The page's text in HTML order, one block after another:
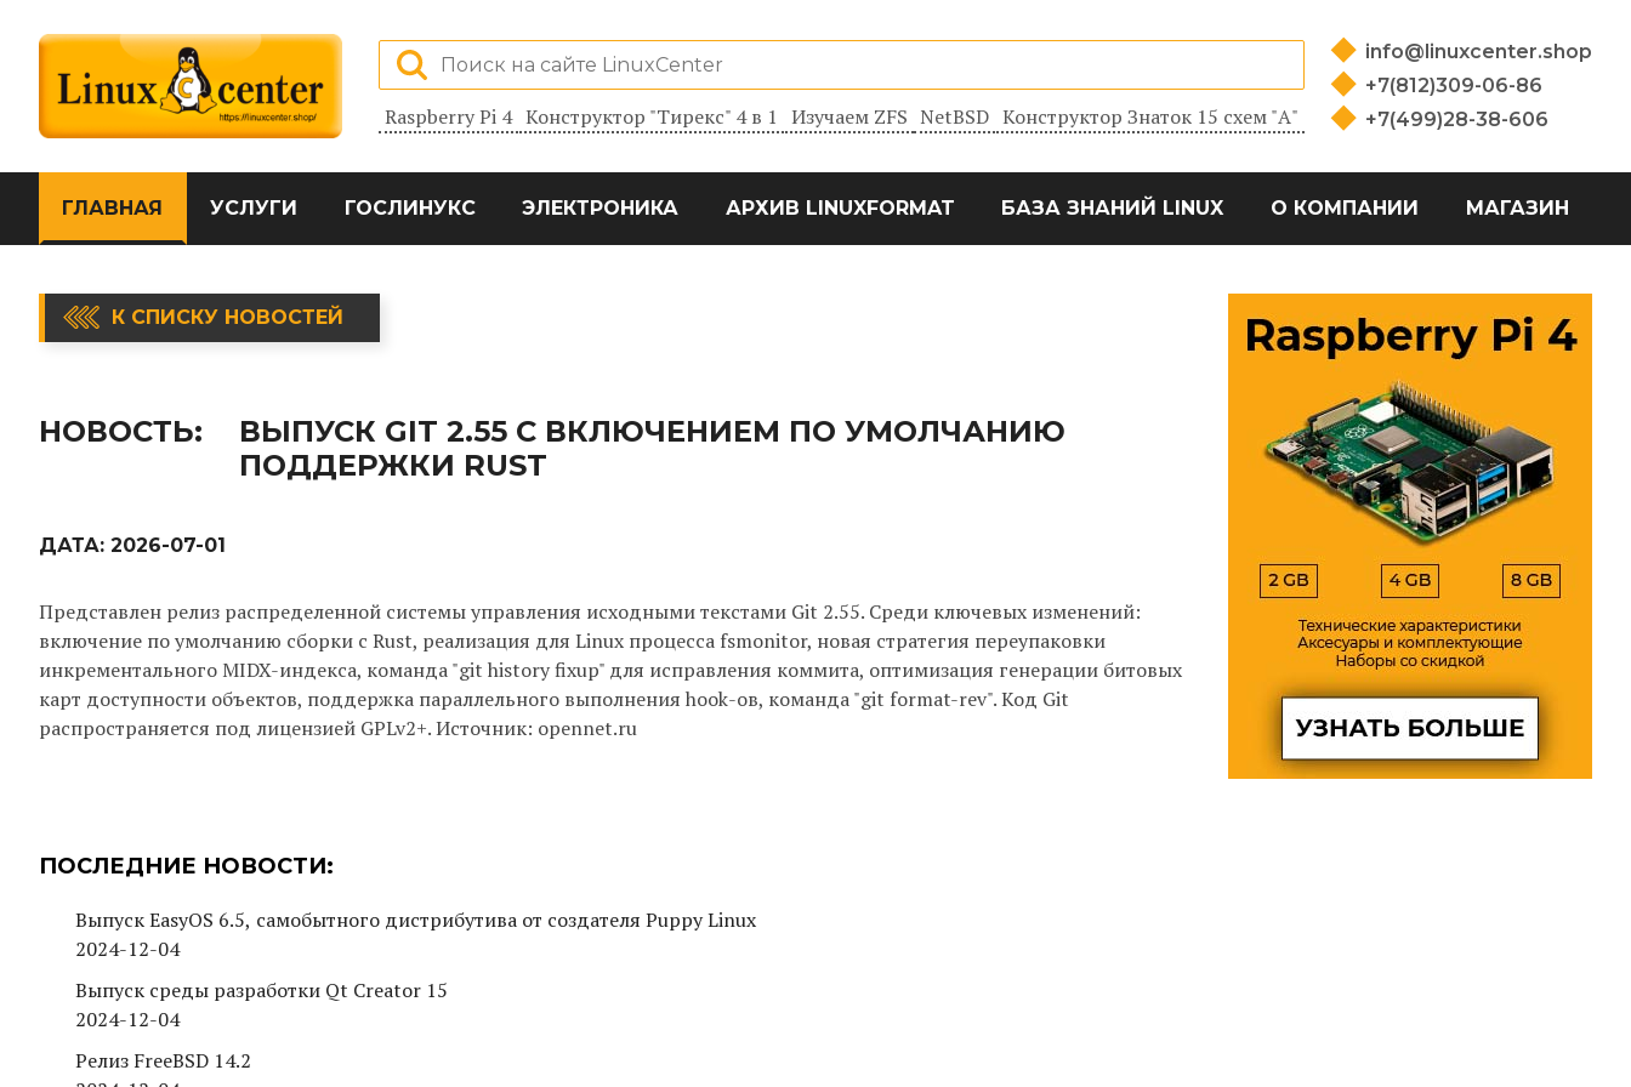
Raspberry Pi 4 Конструктор "Тирекс" 4 в 1 Изучаем ZFS NetBSD Конструктор Знаток 15 схем "А"
info@linuxcenter.shop
+7(812)309-06-86
+7(499)28-38-606
ГЛАВНАЯ УСЛУГИ ГОСЛИНУКС ЭЛЕКТРОНИКА АРХИВ LINUXFORMAT БАЗА ЗНАНИЙ LINUX О КОМПАНИИ МАГАЗИН
К СПИСКУ НОВОСТЕЙ
НОВОСТЬ:
ВЫПУСК GIT 2.55 C ВКЛЮЧЕНИЕМ ПО УМОЛЧАНИЮ
ПОДДЕРЖКИ RUST
ДАТА: 2026-07-01
Представлен релиз распределенной системы управления исходными текстами Git 2.55. Среди ключевых изменений:
включение по умолчанию сборки с Rust, реализация для Linux процесса fsmonitor, новая стратегия переупаковки
инкрементального MIDX-индекса, команда "git history fixup" для исправления коммита, оптимизация генерации битовых
карт доступности объектов, поддержка параллельного выполнения hook-ов, команда "git format-rev". Код Git
распространяется под лицензией GPLv2+. Источник: opennet.ru
ПОСЛЕДНИЕ НОВОСТИ:
Выпуск EasyOS 6.5, самобытного дистрибутива от создателя Puppy Linux
2024-12-04
Выпуск среды разработки Qt Creator 15
2024-12-04
Релиз FreeBSD 14.2